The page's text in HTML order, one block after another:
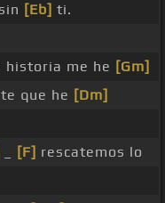
[Eb] ti.
historia me he [Gm]
que he [Dm]
[F] rescatemos lo